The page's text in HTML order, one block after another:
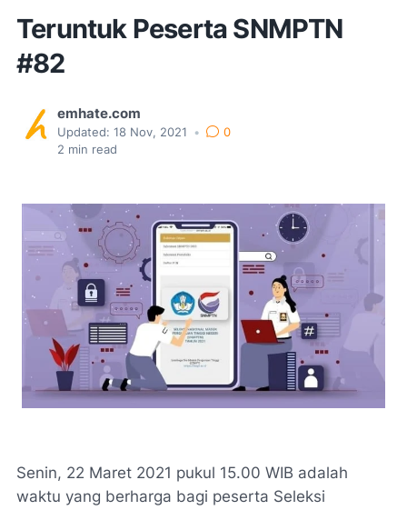
Teruntuk Peserta SNMPTN
#82
emhate.com
Updated: 18 Nov, 2021 •
0
2 min read
Senin, 22 Maret 2021 pukul 15.00 WIB adalah
waktu yang berharga bagi peserta Seleksi